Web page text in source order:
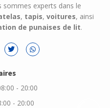
sommes experts dans le
, tapis, voitures, ainsi
de punaises de lit.
- 20:00
- 20:00